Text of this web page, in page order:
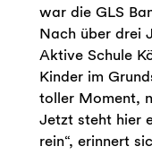
war die GLS
Nach über drei
Aktive Schule
Kinder im
toller Moment,
Jetzt steht hier
rein“, erinnert